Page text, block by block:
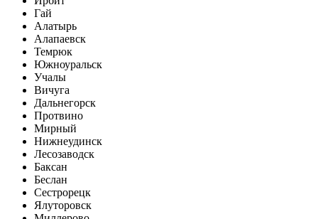
Гай
Алатырь
Алапаевск
Темрюк
Южноуральск
Учалы
Вичуга
Дальнегорск
Протвино
Мирный
Нижнеудинск
Лесозаводск
Баксан
Беслан
Сестрорецк
Ялуторовск